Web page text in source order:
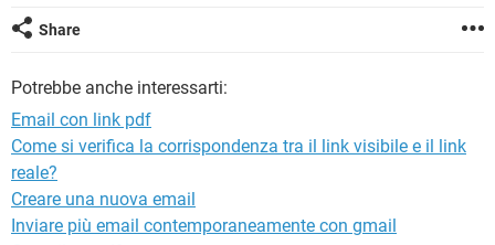
HARDWARE
Share
Potrebbe anche interessarti:
Email con link pdf
Come si verifica la corrispondenza tra il link visibile e il link
reale?
Creare una nuova email
Inviare più email contemporaneamente con gmail